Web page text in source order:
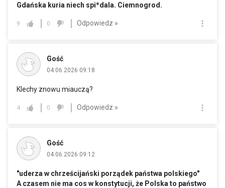
Gdańska kuria niech spi*dala. Ciemnogrod.
9 0 Odpowiedz »
Gość
04.06.2026 09:18
Klechy znowu miauczą?
4 0 Odpowiedz »
Gość
04.06.2026 09:12
"uderza w chrześcijański porządek państwa polskiego"
A czasem nie ma cos w konstytucji, że Polska to państwo